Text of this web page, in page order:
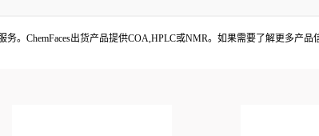
。ChemFaces出货产品提供COA,HPLC或NMR。如果需要了解更多产品